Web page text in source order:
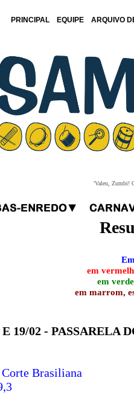
PRINCIPAL EQUIPE ARQUIVO
'Valeu, Zumbi!
em
em
em marrom,
19/02 - PASSARELA
Brasiliana